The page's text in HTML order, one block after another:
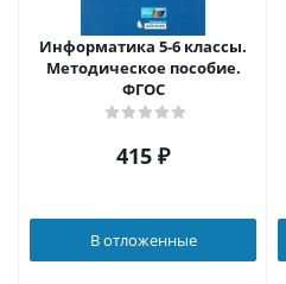
Информатика 5-6 классы.
Методическое пособие.
ФГОС
415 ₽
В отложенные